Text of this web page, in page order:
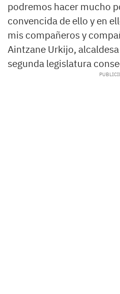
podremos hacer mucho
convencida de ello y en
mis compañeros y
Aintzane Urkijo,
segunda legislatura